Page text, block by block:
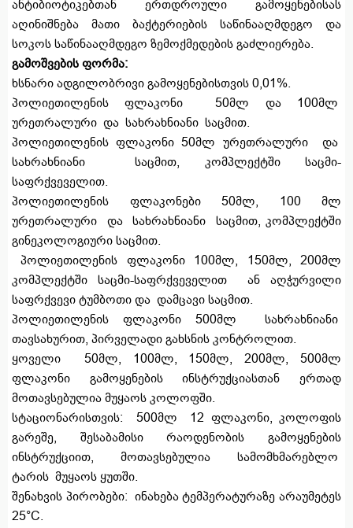
ანტიბიოტიკებთან ერთდროული გამოყენებისას
აღინიშნება მათი ბაქტერიების საწინააღმდეგო და
სოკოს საწინააღმდეგო ზემოქმედების გაძლიერება.
გამოშვების ფორმა:
ხსნარი ადგილობრივი გამოყენებისთვის 0,01%.
პოლიეთილენის ფლაკონი 50მლ და 100მლ
ურეთრალური და სახრახნიანი საცმით.
პოლიეთილენის ფლაკონი 50მლ ურეთრალური და
სახრახნიანი საცმით, კომპლექტში საცმი-
საფრქვეველით.
პოლიეთილენის ფლაკონები 50მლ, 100 მლ
ურეთრალური და სახრახნიანი საცმით, კომპლექტში
გინეკოლოგიური საცმით.
პოლიეთილენის ფლაკონი 100მლ, 150მლ, 200მლ
კომპლექტში საცმი-საფრქვეველით ან აღჭურვილი
საფრქვევი ტუმბოთი და დამცავი საცმით.
პოლიეთილენის ფლაკონი 500მლ სახრახნიანი
თავსახურით, პირველადი გახსნის კონტროლით.
ყოველი 50მლ, 100მლ, 150მლ, 200მლ, 500მლ
ფლაკონი გამოყენების ინსტრუქციასთან ერთად
მოთავსებულია მუყაოს კოლოფში.
სტაციონარისთვის: 500მლ 12 ფლაკონი, კოლოფის
გარეშე, შესაბამისი რაოდენობის გამოყენების
ინსტრუქციით, მოთავსებულია სამომხმარებლო
ტარის მუყაოს ყუთში.
შენახვის პირობები: ინახება ტემპერატურაზე არაუმეტეს
25°C.